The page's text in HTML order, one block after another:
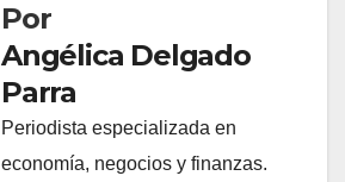
Por
Angélica Delgado
Parra
Periodista especializada en
economía, negocios y finanzas.